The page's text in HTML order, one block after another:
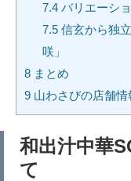
7.4バリエーショ
7.5信玄から独
咲」
8 まとめ
9 山わさびの店舗情
和出汁中華
て